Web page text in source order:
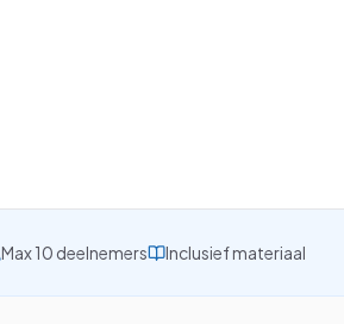
Alle 26 cursussen bekijken
Max 10 deelnemers Inclusief materiaal